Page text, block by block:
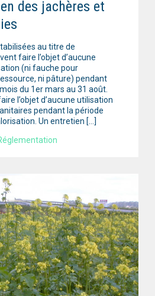
des jachères et
au titre de
faire l’objet d’aucune
(ni fauche pour
ni pâture) pendant
du 1er mars au 31 août.
l’objet d’aucune utilisation
pendant la période
Un entretien […]